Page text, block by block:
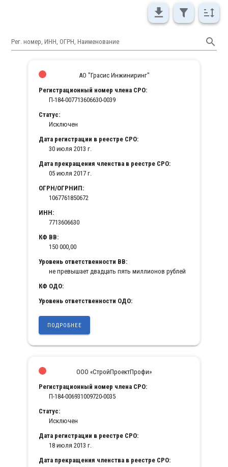
Рег. номер, ИНН, ОГРН, Наименование
АО "Грасис Инжиниринг"
Регистрационный номер члена СРО:
П-184-007713606630-0039
Статус:
Исключен
Дата регистрации в реестре СРО:
30 июля 2013 г.
Дата прекращения членства в реестре СРО:
05 июля 2017 г.
ОГРН/ОГРНИП:
1067761850672
ИНН:
7713606630
КФ ВВ:
150 000,00
Уровень ответственности ВВ:
не превышает двадцать пять миллионов рублей
КФ ОДО:
Уровень ответственности ОДО:
ПОДРОБНЕЕ
ООО «СтройПроектПрофи»
Регистрационный номер члена СРО:
П-184-006931009720-0035
Статус:
Исключен
Дата регистрации в реестре СРО:
18 июля 2013 г.
Дата прекращения членства в реестре СРО: